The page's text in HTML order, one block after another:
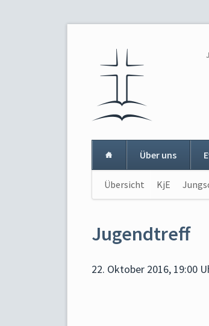
Über uns
Navigation
Übersicht KjE
Jugendtreff
22. Oktober 2016, 19:00